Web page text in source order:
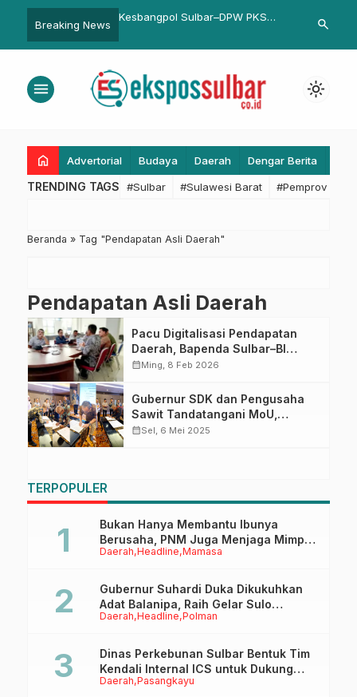
Breaking News
Penyusunan
Jafung Pemkab
Kesbangpol Sulbar–DPW PKS
Demokrasi Berkualitas
Oknum
Juta, Modus
search
menu light_mode
home Advertorial Budaya Daerah Dengar Berita
TRENDING TAGS #Sulbar #Sulawesi Barat #Pemprov
Beranda » Tag "Pendapatan Asli Daerah"
Pendapatan Asli Daerah
Pacu Digitalisasi Pendapatan
Daerah, Bapenda Sulbar–BI
Akselerasi Katalis TP2DD
calendar_monthMing, 8 Feb 2026
Gubernur SDK dan Pengusaha
Sawit Tandatangani MoU,
Kontribusi PAD Melonjak Drastis
calendar_monthSel, 6 Mei 2025
TERPOPULER
Daerah Headline Mamasa
Bukan Hanya Membantu Ibunya
Berusaha, PNM Juga Menjaga Mimpi
Anaknya Untuk Menggapai Cita-Cita
Daerah Headline Polman
Gubernur Suhardi Duka Dikukuhkan
Adat Balanipa, Raih Gelar Sulo
Tappidena
Daerah Pasangkayu
Dinas Perkebunan Sulbar Bentuk Tim
Kendali Internal ICS untuk Dukung
Sertifikasi ISPO Pekebun di